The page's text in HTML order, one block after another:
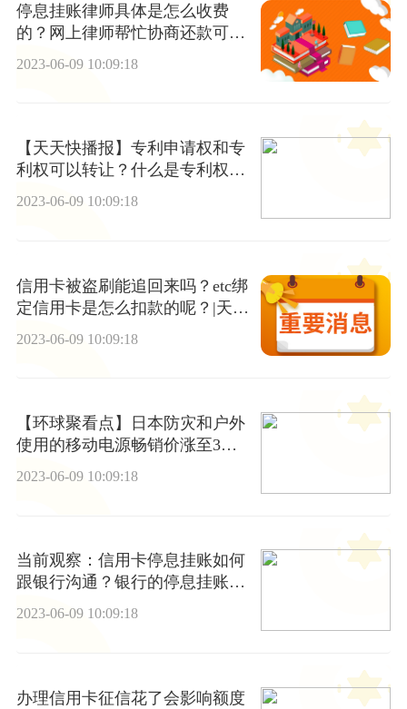
停息挂账律师具体是怎么收费
的？网上律师帮忙协商还款可靠
2023-06-09 10:09:18
【天天快播报】专利申请权和专
利权可以转让？什么是专利权的
保护？
2023-06-09 10:09:18
信用卡被盗刷能追回来吗？etc绑
定信用卡是怎么扣款的呢？|天天
2023-06-09 10:09:18
【环球聚看点】日本防灾和户外
使用的移动电源畅销价涨至3倍
中国产品受欢迎
2023-06-09 10:09:18
当前观察：信用卡停息挂账如何
跟银行沟通？银行的停息挂账怎
么申请？
2023-06-09 10:09:18
办理信用卡征信花了会影响额度